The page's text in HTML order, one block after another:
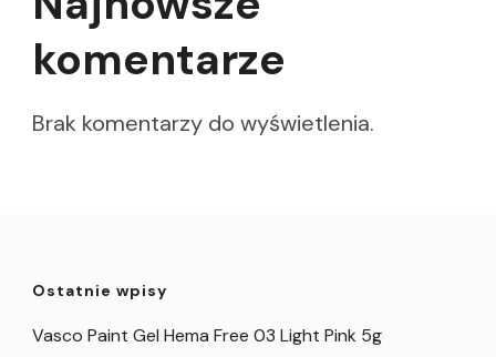
komentarze
Brak komentarzy do wyświetlenia.
Ostatnie wpisy
Vasco Paint Gel Hema Free 03 Light Pink 5g